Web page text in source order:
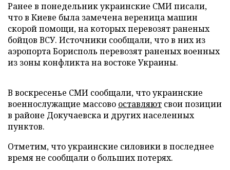
Ранее в понедельник украинские СМИ писали,
что в Киеве была замечена вереница машин
скорой помощи, на которых перевозят раненых
бойцов ВСУ. Источники сообщали, что в них из
аэропорта Борисполь перевозят раненых военных
из зоны конфликта на востоке Украины.
В воскресенье СМИ сообщали, что украинские
военнослужащие массово оставляют свои позиции
в районе Докучаевска и других населенных
пунктов.
Отметим, что украинские силовики в последнее
время не сообщали о больших потерях.